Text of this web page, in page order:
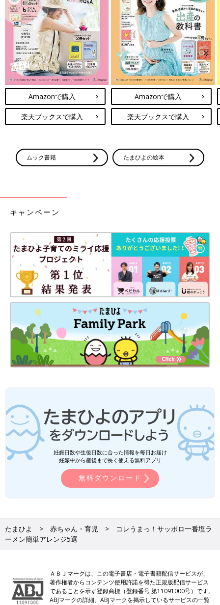
Amazonで購入
楽天ブックスで購入
Amazonで購入
楽天ブックスで購入
ムック書籍 たまひよの絵本
キャンペーン
妊娠日数や生後日数に合った情報を毎日お届け
妊娠中から産後まで長く使える無料アプリ
無料ダウンロード
たまひよ 赤ちゃん・育児
コレうまっ！サッポロ一番塩ラ
ーメン簡単アレンジ5選
ＡＢＪマークは、この電子書店・電子書籍配信サービスが、
著作権者からコンテンツ使用許諾を得た正規版配信サービス
であることを示す登録商標（登録番号 第11091000号）です。
ABJマークの詳細、ABJマークを掲示しているサービスの一覧